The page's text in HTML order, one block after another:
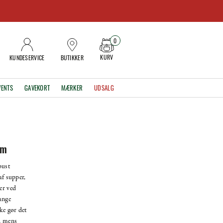
KUNDESERVICE BUTIKKER KURV
0
GAVEKORT MÆRKER UDSALG
supper,
ved
gør det